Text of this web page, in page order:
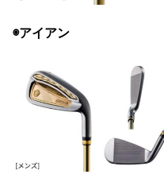
◉アイアン